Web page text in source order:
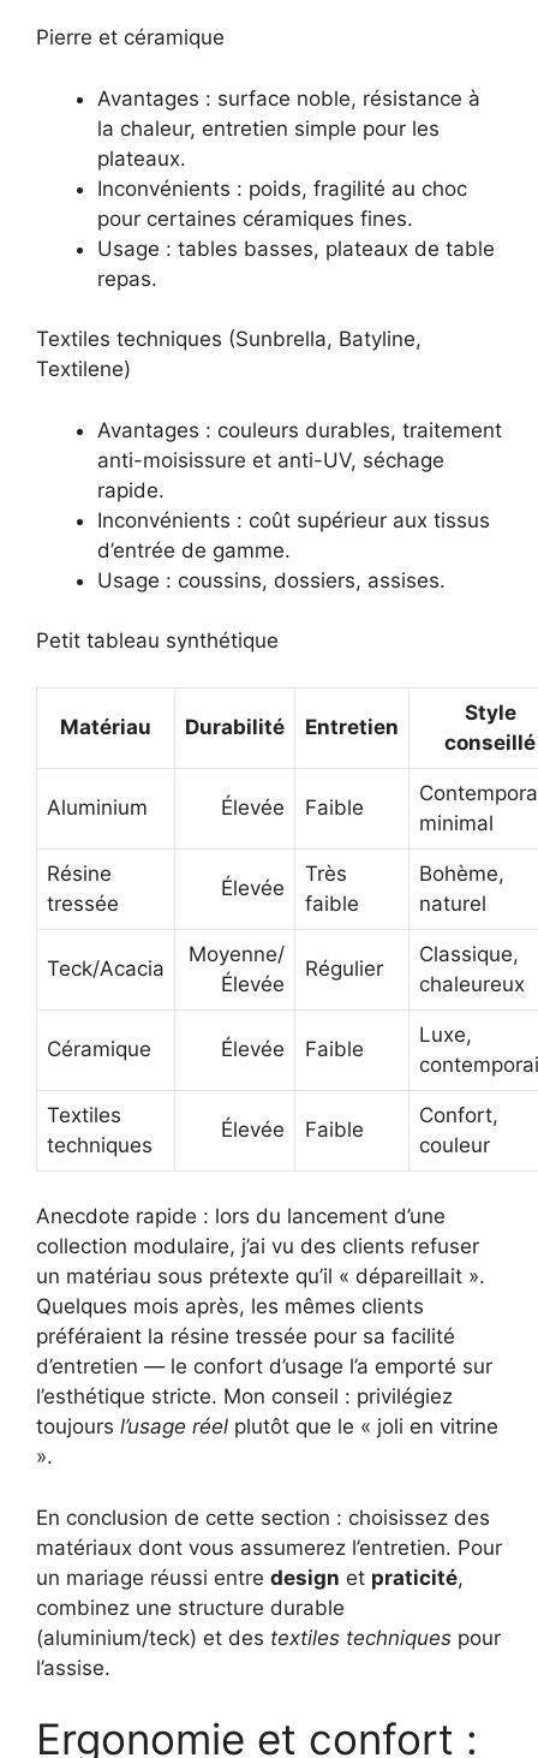
Pierre et céramique
Avantages : surface noble, résistance à
la chaleur, entretien simple pour les
plateaux.
Inconvénients : poids, fragilité au choc
pour certaines céramiques fines.
Usage : tables basses, plateaux de table
repas.
Textiles techniques (Sunbrella, Batyline,
Textilene)
Avantages : couleurs durables, traitement
anti-moisissure et anti-UV, séchage
rapide.
Inconvénients : coût supérieur aux tissus
d’entrée de gamme.
Usage : coussins, dossiers, assises.
Petit tableau synthétique
Matériau Durabilité Entretien
Style
conseillé
Aluminium Élevée Faible
minimal
Résine
tressée
Élevée
Très
faible
Bohème,
naturel
Teck/Acacia
Moyenne/
Élevée
Régulier
Classique,
chaleureux
Céramique Élevée Faible
Luxe,
Textiles
techniques
Élevée Faible
Confort,
couleur
Anecdote rapide : lors du lancement d’une
collection modulaire, j’ai vu des clients refuser
un matériau sous prétexte qu’il « dépareillait ».
Quelques mois après, les mêmes clients
préféraient la résine tressée pour sa facilité
d’entretien — le confort d’usage l’a emporté sur
l’esthétique stricte. Mon conseil : privilégiez
toujours l’usage réel plutôt que le « joli en vitrine
».
En conclusion de cette section : choisissez des
matériaux dont vous assumerez l’entretien. Pour
un mariage réussi entre design et praticité,
combinez une structure durable
(aluminium/teck) et des textiles techniques pour
l’assise.
Ergonomie et confort :